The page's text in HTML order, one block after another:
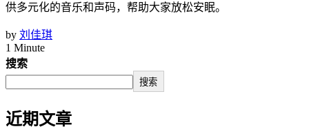
供多元化的音乐和声码，帮助大家放松安眠。
by 刘佳琪
1 Minute
搜索
搜索
近期文章